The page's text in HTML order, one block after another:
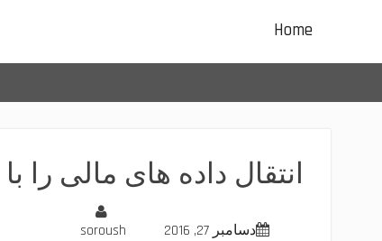
Home
انتقال داده های مالی را با VPN امن سازید
دسامبر 27, 2016 soroush